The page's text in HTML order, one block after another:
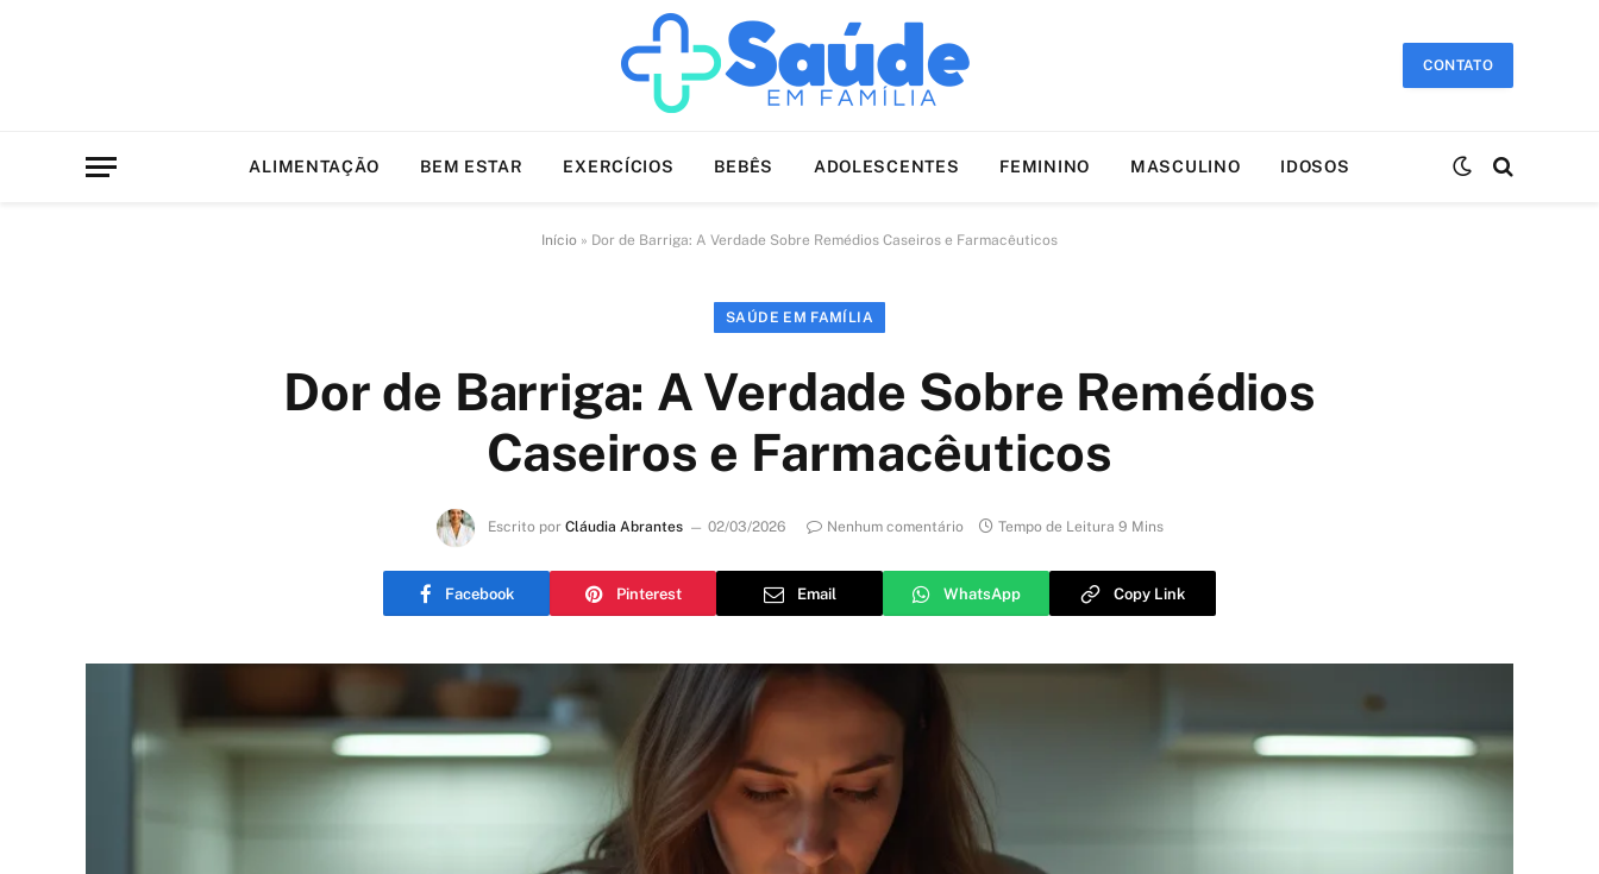
CONTATO
ALIMENTAÇÃO BEM ESTAR EXERCÍCIOS BEBÊS ADOLESCENTES FEMININO MASCULINO IDOSOS
Início » Dor de Barriga: A Verdade Sobre Remédios Caseiros e Farmacêuticos
SAÚDE EM FAMÍLIA
Dor de Barriga: A Verdade Sobre Remédios
Caseiros e Farmacêuticos
Escrito por Cláudia Abrantes 02/03/2026 Nenhum comentário Tempo de Leitura 9 Mins
Facebook Pinterest Email WhatsApp Copy Link